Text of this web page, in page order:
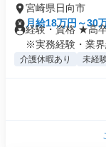
宮崎県日向市
月給18万円～30
経験・資格 ★高
※実務経験・業界
介護休暇あり 未経